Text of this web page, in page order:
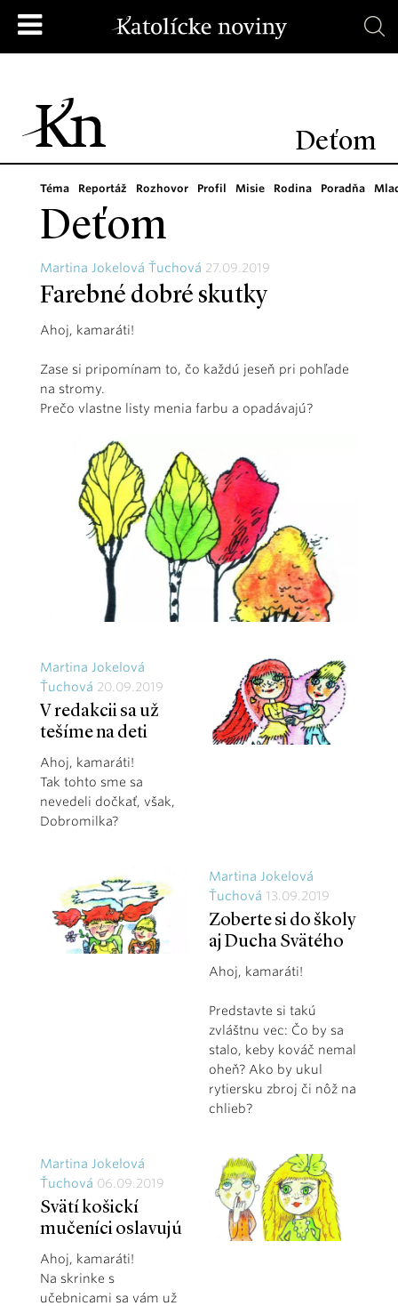
Deťom
Téma Reportáž Rozhovor Profil Misie Rodina Poradňa
Deťom
Martina Jokelová Ťuchová 27.09.2019
Farebné dobré skutky
Ahoj, kamaráti!
Zase si pripomínam to, čo každú jeseň pri pohľade
na stromy.
Prečo vlastne listy menia farbu a opadávajú?
Martina Jokelová
Ťuchová 20.09.2019
V redakcii sa už
tešíme na deti
Ahoj, kamaráti!
Tak tohto sme sa
nevedeli dočkať, však,
Dobromilka?
Martina Jokelová
Ťuchová 13.09.2019
Zoberte si do školy
aj Ducha Svätého
Ahoj, kamaráti!
Predstavte si takú
zvláštnu vec: Čo by sa
stalo, keby kováč nemal
oheň? Ako by ukul
rytiersku zbroj či nôž na
chlieb?
Martina Jokelová
Ťuchová 06.09.2019
Svätí košickí
mučeníci oslavujú
Ahoj, kamaráti!
Na skrinke s
učebnicami sa vám už